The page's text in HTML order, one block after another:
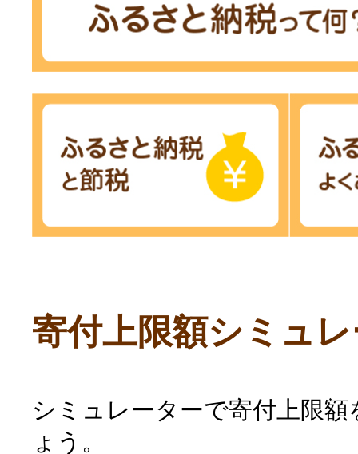
寄付上限額シミュ
シミュレーターで寄付上限
ょう。